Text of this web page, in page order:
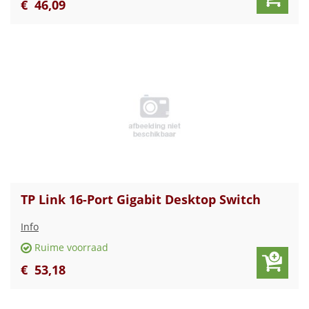
€ 46,09
TP Link 16-Port Gigabit Desktop Switch
Info
Ruime voorraad
€ 53,18